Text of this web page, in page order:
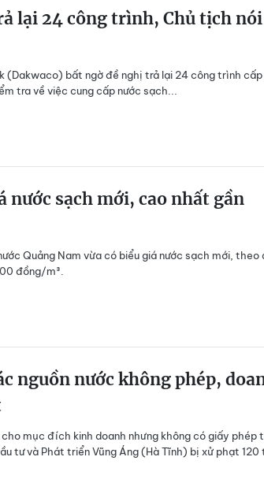
lại 24 công trình, Chủ tịch nói
(Dakwaco) bất ngờ đề nghị trả lại 24 công trình cấp
tra về việc cung cấp nước sạch...
nước sạch mới, cao nhất gần
Quảng Nam vừa có biểu giá nước sạch mới, theo
đồng/m³.
nguồn nước không phép,
mục đích kinh doanh nhưng không có giấy phép
tư và Phát triển Vũng Áng (Hà Tĩnh) bị xử phạt 120